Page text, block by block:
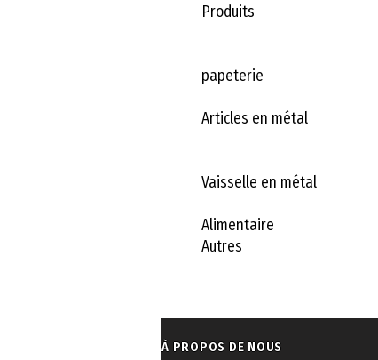
Produits
papeterie
Articles en métal
Vaisselle en métal
Alimentaire
Autres
À PROPOS DE NOUS